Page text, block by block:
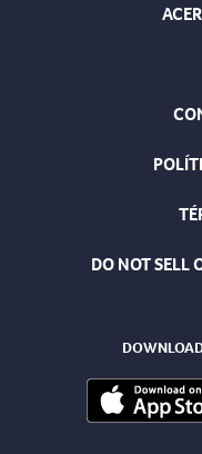
DO NOT SELL